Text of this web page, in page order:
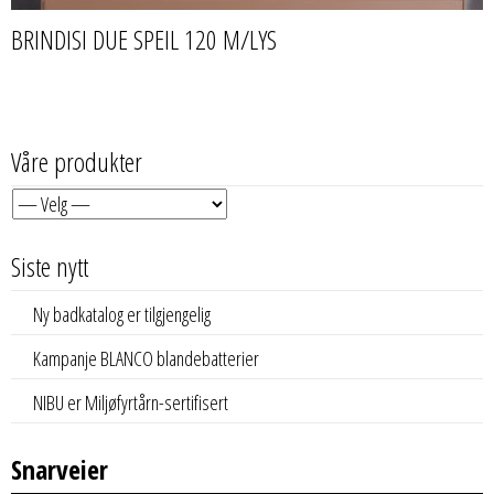
BRINDISI DUE SPEIL 120 M/LYS
Våre produkter
Siste nytt
Ny badkatalog er tilgjengelig
Kampanje BLANCO blandebatterier
NIBU er Miljøfyrtårn-sertifisert
Snarveier